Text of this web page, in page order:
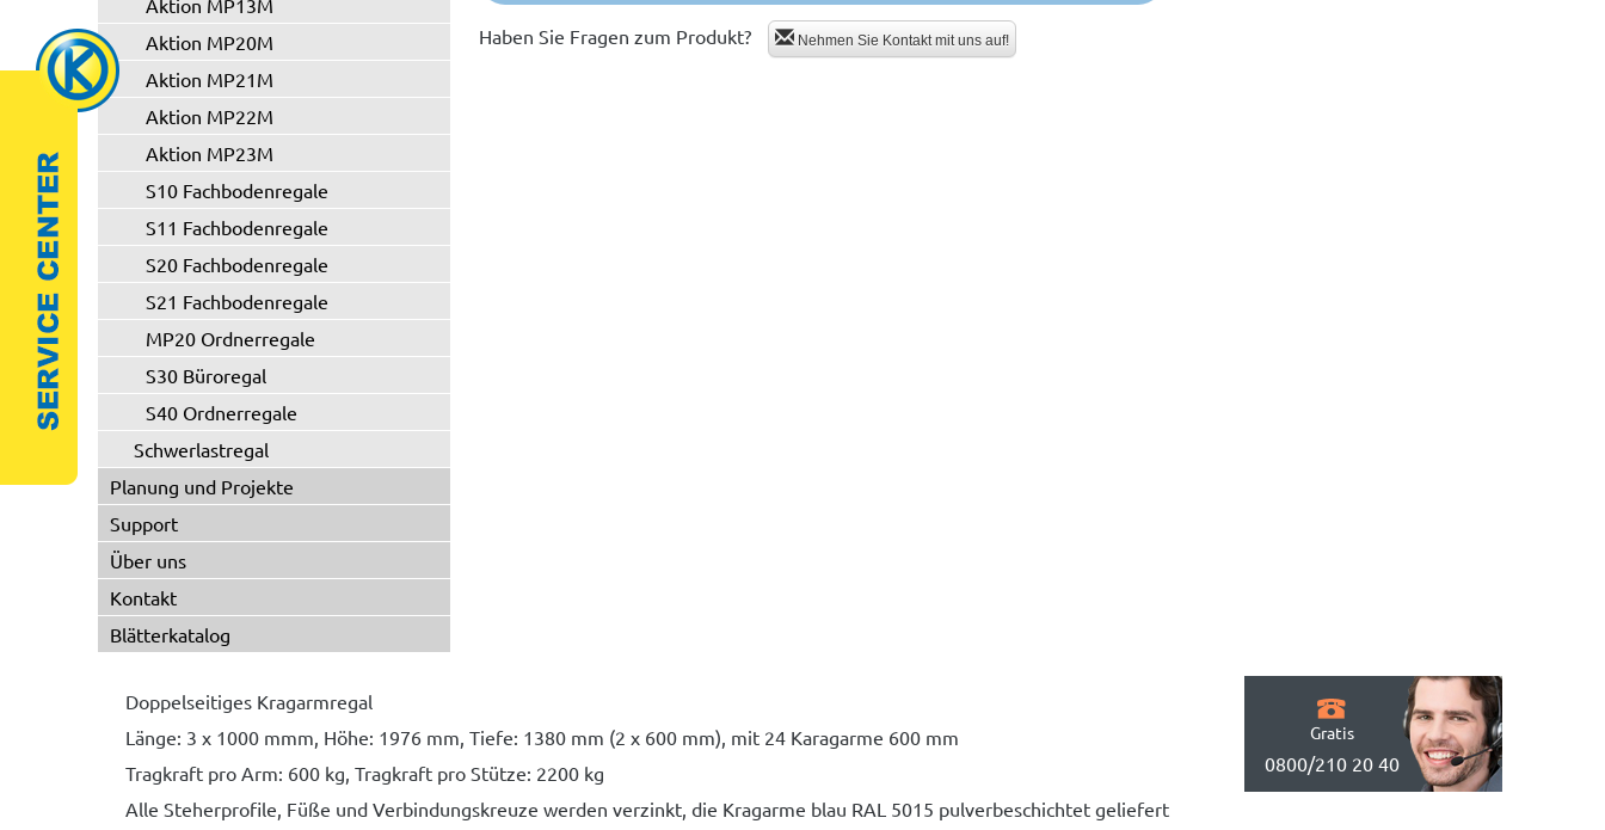
Aktion MP13M
Aktion MP20M
Aktion MP21M
Aktion MP22M
Aktion MP23M
S10 Fachbodenregale
S11 Fachbodenregale
S20 Fachbodenregale
S21 Fachbodenregale
MP20 Ordnerregale
S30 Büroregal
S40 Ordnerregale
Schwerlastregal
Planung und Projekte
Support
Über uns
Kontakt
Blätterkatalog
Haben Sie Fragen zum Produkt? Nehmen Sie Kontakt mit uns auf!
Doppelseitiges Kragarmregal
Länge: 3 x 1000 mmm, Höhe: 1976 mm, Tiefe: 1380 mm (2 x 600 mm), mit 24 Karagarme 600 mm
Tragkraft pro Arm: 600 kg, Tragkraft pro Stütze: 2200 kg
Alle Steherprofile, Füße und Verbindungskreuze werden verzinkt, die Kragarme blau RAL 5015 pulverbeschichtet geliefert
Gratis
0800/210 20 40